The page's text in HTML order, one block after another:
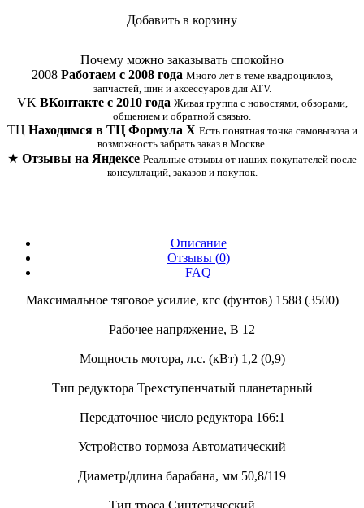
Добавить в корзину
Почему можно заказывать спокойно
2008 Работаем с 2008 года Много лет в теме квадроциклов,
запчастей, шин и аксессуаров для ATV.
VK ВКонтакте с 2010 года Живая группа с новостями, обзорами,
общением и обратной связью.
ТЦ Находимся в ТЦ Формула Х Есть понятная точка самовывоза и
возможность забрать заказ в Москве.
★ Отзывы на Яндексе Реальные отзывы от наших покупателей после
консультаций, заказов и покупок.
Описание
Отзывы (0)
FAQ
Максимальное тяговое усилие, кгс (фунтов) 1588 (3500)
Рабочее напряжение, В 12
Мощность мотора, л.с. (кВт) 1,2 (0,9)
Тип редуктора Трехступенчатый планетарный
Передаточное число редуктора 166:1
Устройство тормоза Автоматический
Диаметр/длина барабана, мм 50,8/119
Тип троса Синтетический